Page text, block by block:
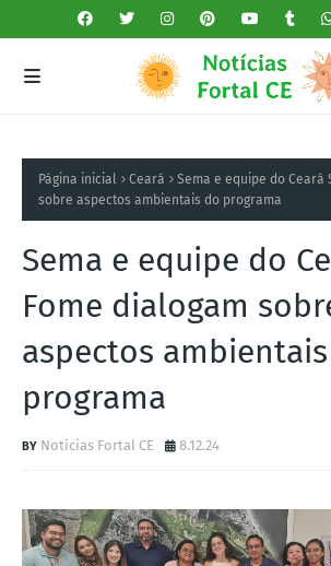
Página inicial Ceará
Sema e equipe do Ceará
sobre aspectos ambientais do programa
Sema e equipe do
Fome dialogam
aspectos
programa
Notícias Fortal CE 8.12.24